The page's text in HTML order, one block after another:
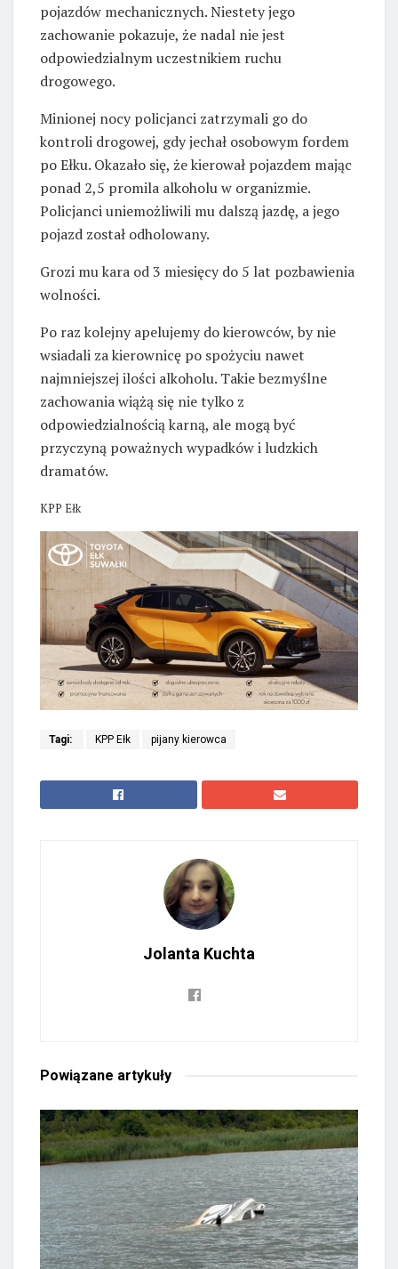
pojazdów mechanicznych. Niestety jego
zachowanie pokazuje, że nadal nie jest
odpowiedzialnym uczestnikiem ruchu
drogowego.
Minionej nocy policjanci zatrzymali go do
kontroli drogowej, gdy jechał osobowym fordem
po Ełku. Okazało się, że kierował pojazdem mając
ponad 2,5 promila alkoholu w organizmie.
Policjanci uniemożliwili mu dalszą jazdę, a jego
pojazd został odholowany.
Grozi mu kara od 3 miesięcy do 5 lat pozbawienia
wolności.
Po raz kolejny apelujemy do kierowców, by nie
wsiadali za kierownicę po spożyciu nawet
najmniejszej ilości alkoholu. Takie bezmyślne
zachowania wiążą się nie tylko z
odpowiedzialnością karną, ale mogą być
przyczyną poważnych wypadków i ludzkich
dramatów.
KPP Ełk
Tagi: KPP Ełk pijany kierowca
Jolanta Kuchta
Powiązane artykuły